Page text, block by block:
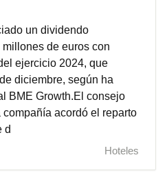
un dividendo
de euros con
ejercicio 2024, que
diciembre, según ha
BME Growth.El consejo
acordó el reparto
d
Hoteles